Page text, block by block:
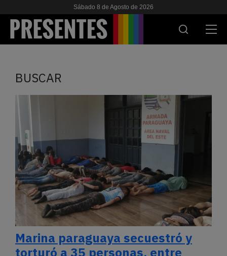
Sábado 8 de Agosto de 2026
VIH & SIDA
ESCUELA
NOSOTRES
APOYANOS
ES EN
BUSCAR
Marina paraguaya secuestró y
torturó a 35 personas, entre